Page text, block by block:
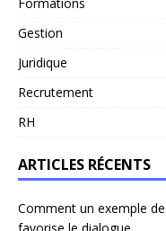
Formations
Gestion
Juridique
Recrutement
RH
ARTICLES RÉCENTS
Comment un exemple